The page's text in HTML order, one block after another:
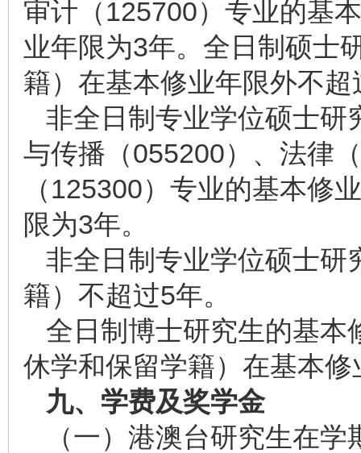
审计（125700）专业的基
业年限为3年。全日制硕士
籍）在基本修业年限外不超
非全日制专业学位硕士研
与传播（055200）、法律
（125300）专业的基本修
限为3年。
非全日制专业学位硕士研
籍）不超过5年。
全日制博士研究生的基本
休学和保留学籍）在基本
九、学费及奖学金
（一）港澳台研究生在